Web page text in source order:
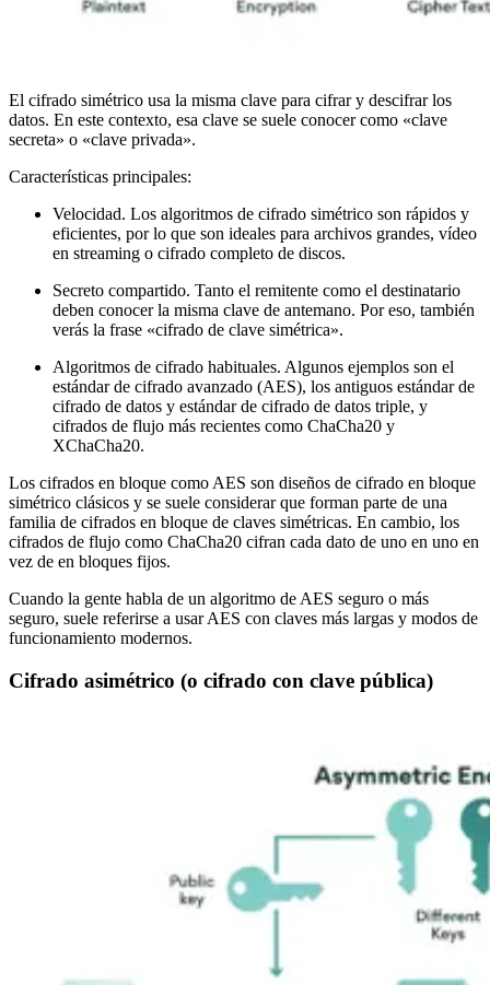
El cifrado simétrico usa la misma clave para cifrar y descifrar los
datos. En este contexto, esa clave se suele conocer como «clave
secreta» o «clave privada».
Características principales:
Velocidad. Los algoritmos de cifrado simétrico son rápidos y
eficientes, por lo que son ideales para archivos grandes, vídeo
en streaming o cifrado completo de discos.
Secreto compartido. Tanto el remitente como el destinatario
deben conocer la misma clave de antemano. Por eso, también
verás la frase «cifrado de clave simétrica».
Algoritmos de cifrado habituales. Algunos ejemplos son el
estándar de cifrado avanzado (AES), los antiguos estándar de
cifrado de datos y estándar de cifrado de datos triple, y
cifrados de flujo más recientes como ChaCha20 y
XChaCha20.
Los cifrados en bloque como AES son diseños de cifrado en bloque
simétrico clásicos y se suele considerar que forman parte de una
familia de cifrados en bloque de claves simétricas. En cambio, los
cifrados de flujo como ChaCha20 cifran cada dato de uno en uno en
vez de en bloques fijos.
Cuando la gente habla de un algoritmo de AES seguro o más
seguro, suele referirse a usar AES con claves más largas y modos de
funcionamiento modernos.
Cifrado asimétrico (o cifrado con clave pública)